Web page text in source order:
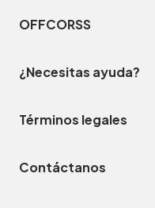
OFFCORSS
¿Necesitas ayuda?
Términos legales
Contáctanos